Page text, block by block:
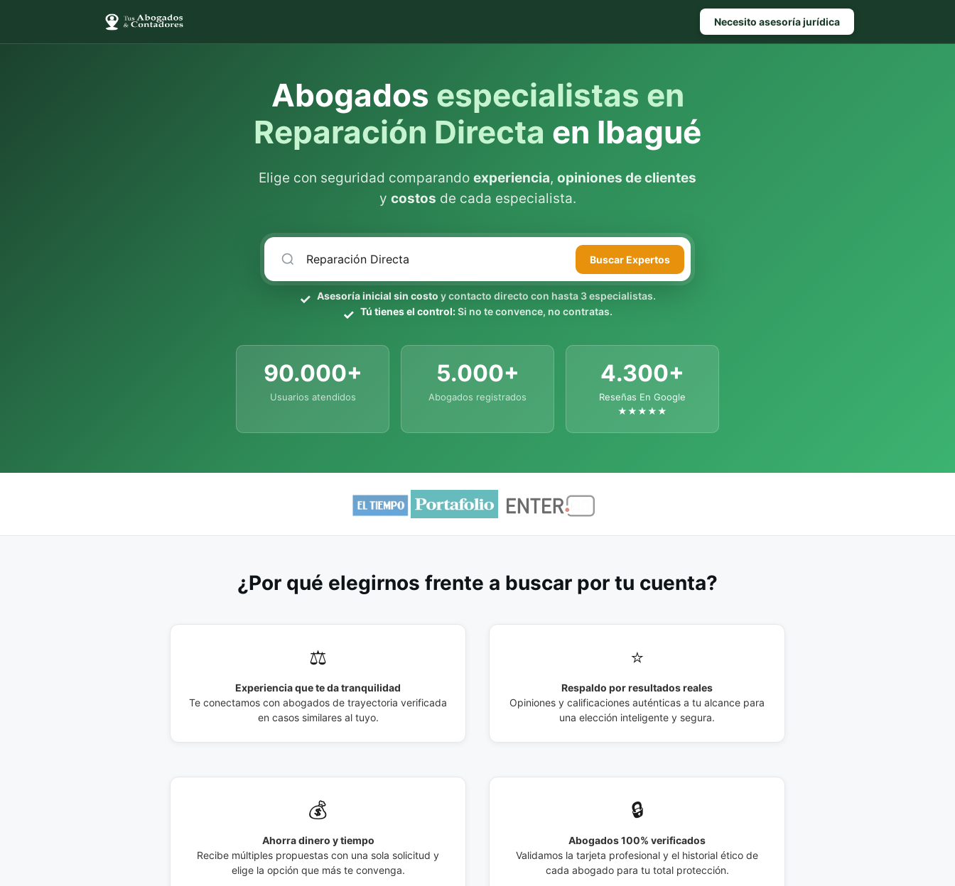
Necesito asesoría jurídica
Abogados especialistas en
Reparación Directa en Ibagué
Elige con seguridad comparando experiencia, opiniones de clientes
y costos de cada especialista.
BuscarExpertos
Asesoría inicial sin costo y contacto directo con hasta 3 especialistas.
Tú tienes el control:Si no te convence, no contratas.
90.000+
Usuarios atendidos
5.000+
Abogados registrados
4.300+
Reseñas En Google
★★★★★
¿Por qué elegirnos frente a buscar por tu cuenta?
⚖️
Experiencia que te da tranquilidad
Te conectamos con abogados de trayectoria verificada
en casos similares al tuyo.
⭐
Respaldo por resultados reales
Opiniones y calificaciones auténticas a tu alcance para
una elección inteligente y segura.
💰
Ahorra dinero y tiempo
Recibe múltiples propuestas con una sola solicitud y
elige la opción que más te convenga.
🔒
Abogados 100% verificados
Validamos la tarjeta profesional y el historial ético de
cada abogado para tu total protección.